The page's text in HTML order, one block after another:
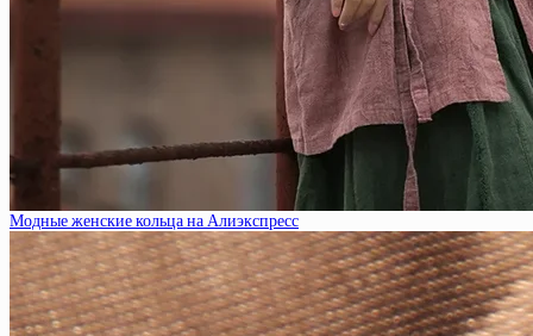
Модные женские кольца на Алиэкспресс